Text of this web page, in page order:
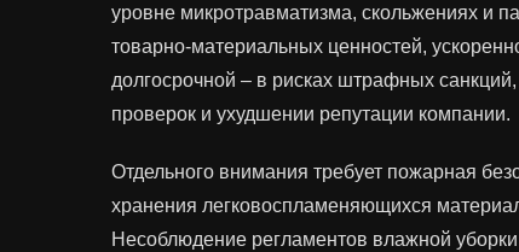
уровне микротравматизма, скольжениях и
товарно-материальных ценностей,
долгосрочной – в рисках штрафных
проверок и ухудшении репутации компании.
Отдельного внимания требует пожарная
хранения легковоспламеняющихся
Несоблюдение регламентов влажной